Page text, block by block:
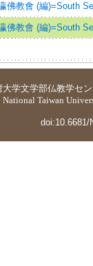
佛教會 (編)=South
佛教會 (編)=South
大学文学部仏教学セ
National Taiwan
doi:10.6681/